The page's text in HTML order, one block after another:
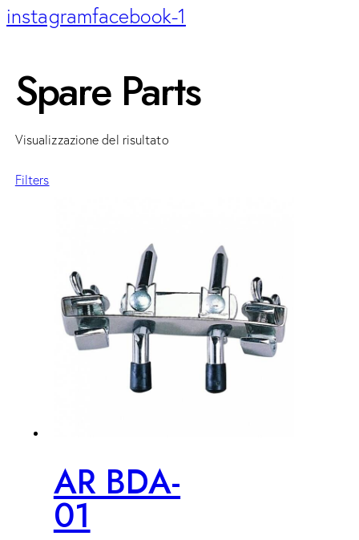
instagramfacebook-1
Spare Parts
Visualizzazione del risultato
Filters
AR BDA-
01